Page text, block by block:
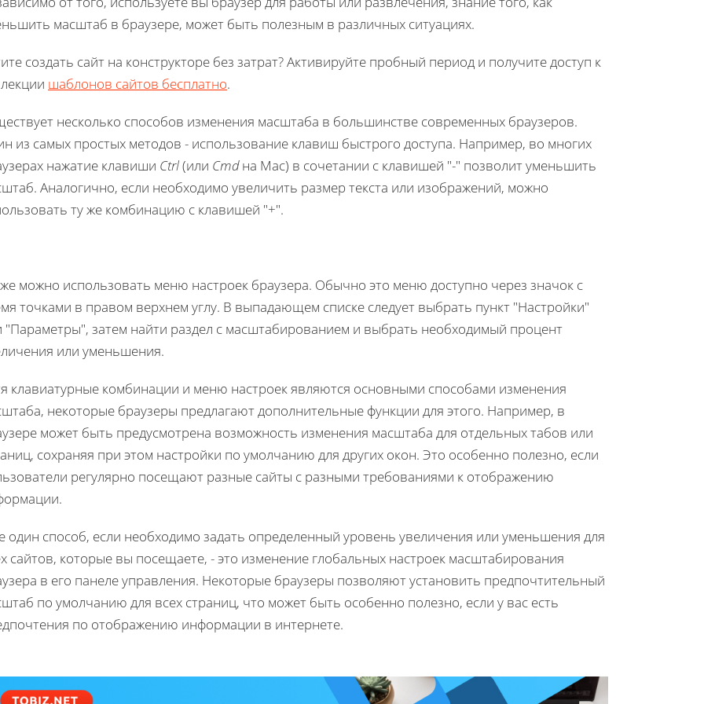
масштаб в браузере, может быть полезным в различных ситуациях.
создать сайт на конструкторе без затрат? Активируйте пробный период и получите доступ к
шаблонов сайтов бесплатно.
несколько способов изменения масштаба в большинстве современных браузеров.
из самых простых методов - использование клавиш быстрого доступа. Например, во многих
нажатие клавиши Ctrl(или Cmdна Mac) в сочетании с клавишей "-" позволит уменьшить
Аналогично, если необходимо увеличить размер текста или изображений, можно
ту же комбинацию с клавишей "+".
можно использовать меню настроек браузера. Обычно это меню доступно через значок с
точками в правом верхнем углу. В выпадающем списке следует выбрать пункт "Настройки"
"Параметры", затем найти раздел с масштабированием и выбрать необходимый процент
или уменьшения.
клавиатурные комбинации и меню настроек являются основными способами изменения
некоторые браузеры предлагают дополнительные функции для этого. Например, в
может быть предусмотрена возможность изменения масштаба для отдельных табов или
сохраняя при этом настройки по умолчанию для других окон. Это особенно полезно, если
регулярно посещают разные сайты с разными требованиями к отображению
один способ, если необходимо задать определенный уровень увеличения или уменьшения для
сайтов, которые вы посещаете, - это изменение глобальных настроек масштабирования
в его панеле управления. Некоторые браузеры позволяют установить предпочтительный
по умолчанию для всех страниц, что может быть особенно полезно, если у вас есть
по отображению информации в интернете.